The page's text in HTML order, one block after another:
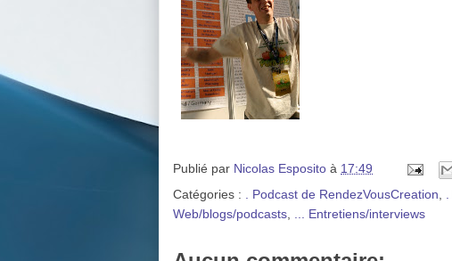
Publié par Nicolas Esposito à 17:49
Catégories :
. Podcast de RendezVousCreation
Web/blogs/podcasts
... Entretiens/interviews